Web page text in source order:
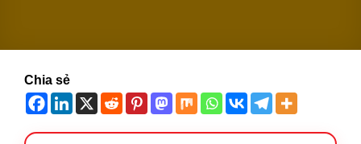
Chia sẻ